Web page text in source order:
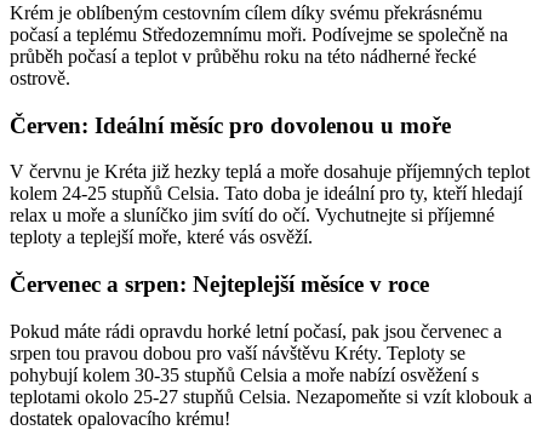
Krém je oblíbeným cestovním cílem díky svému překrásnému
počasí a teplému Středozemnímu moři. Podívejme se společně na
průběh počasí a teplot v průběhu roku na této nádherné řecké
ostrově.
Červen: Ideální měsíc pro dovolenou u moře
V červnu je Kréta již hezky teplá a moře dosahuje příjemných teplot
kolem 24-25 stupňů Celsia. Tato doba je ideální pro ty, kteří hledají
relax u moře a sluníčko jim svítí do očí. Vychutnejte si příjemné
teploty a teplejší moře, které vás osvěží.
Červenec a srpen: Nejteplejší měsíce v roce
Pokud máte rádi opravdu horké letní počasí, pak jsou červenec a
srpen tou pravou dobou pro vaší návštěvu Kréty. Teploty se
pohybují kolem 30-35 stupňů Celsia a moře nabízí osvěžení s
teplotami okolo 25-27 stupňů Celsia. Nezapomeňte si vzít klobouk a
dostatek opalovacího krému!